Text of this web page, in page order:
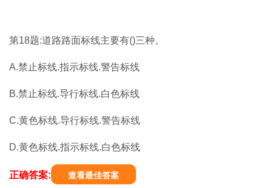
第18题:道路路面标线主要有()三种。
A.禁止标线.指示标线.警告标线
B.禁止标线.导行标线.白色标线
C.黄色标线.导行标线.警告标线
D.黄色标线.指示标线.白色标线
正确答案: 查看最佳答案